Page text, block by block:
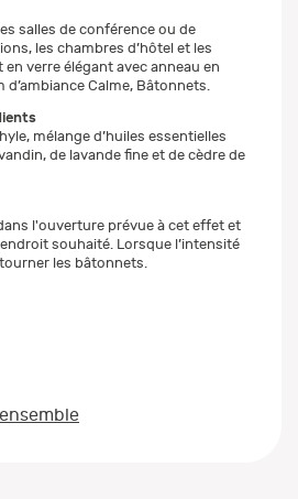
salles de conférence ou de
les chambres d’hôtel et les
verre élégant avec anneau en
Calme, Bâtonnets.
mélange d’huiles essentielles
de lavande fine et de cèdre de
l'ouverture prévue à cet effet et
souhaité. Lorsque l’intensité
les bâtonnets.